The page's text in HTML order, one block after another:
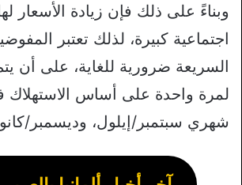
وبناءً على ذلك فإن زيادة الأسعار
اجتماعية كبيرة، لذلك تعتبر
السريعة ضرورية للغاية، على أن
لمرة واحدة على أساس
شهري سبتمبر/إيلول، وديسمبر/